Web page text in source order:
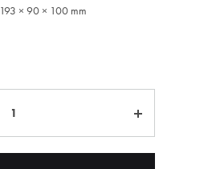
193 × 90 × 100 mm